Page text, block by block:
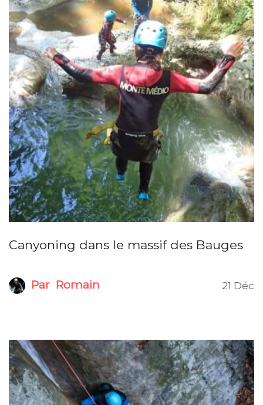
Canyoning dans le massif des Bauges
Par Romain 21 Déc